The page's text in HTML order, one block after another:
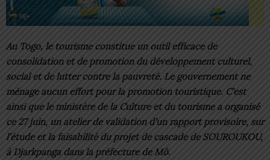
Au Togo, le tourisme constitue un outil efficace de
consolidation et de promotion du développement culturel,
social et de lutter contre la pauvreté. Le gouvernement ne
ménage aucun effort pour la promotion touristique. C’est
ainsi que le ministère de la Culture et du tourisme a organisé
ce 27 juin, un atelier de validation d’un rapport provisoire, sur
l’étude et la faisabilité du projet de cascade de SOUROUKOU,
à Djarkpanga dans la préfecture de Mô.